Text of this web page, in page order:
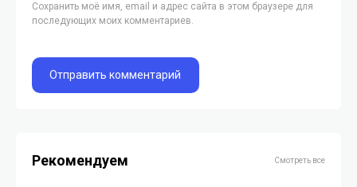
Сохранить моё имя, email и адрес сайта в этом браузере для
последующих моих комментариев.
Рекомендуем Смотреть все